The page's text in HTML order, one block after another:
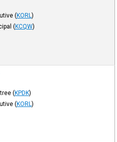
(KORL )
(KCQW)
(KPDK)
(KORL )